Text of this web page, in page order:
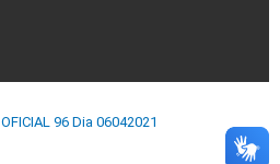
96 Dia 06042021